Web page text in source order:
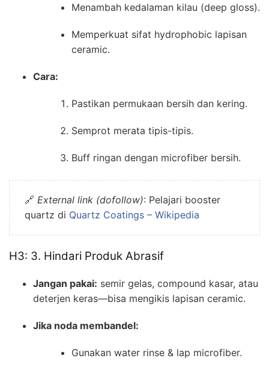
Menambah kedalaman kilau (deep gloss).
Memperkuat sifat hydrophobic lapisan
ceramic.
Cara:
Pastikan permukaan bersih dan kering.
Semprot merata tipis-tipis.
Buff ringan dengan microfiber bersih.
🔗 External link (dofollow): Pelajari booster
quartz di Quartz Coatings – Wikipedia
H3: 3. Hindari Produk Abrasif
Jangan pakai: semir gelas, compound kasar, atau
deterjen keras—bisa mengikis lapisan ceramic.
Jika noda membandel:
Gunakan water rinse & lap microfiber.